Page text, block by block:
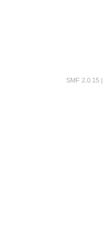
SMF 2.0.15 |